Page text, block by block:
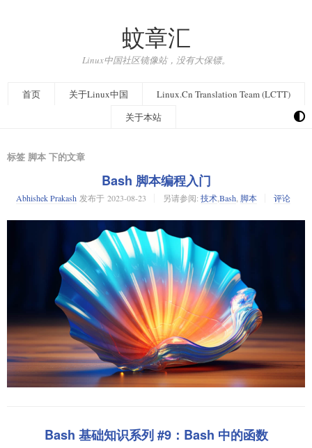
蚊章汇
Linux中国社区镜像站，没有大保镖。
首页 关于Linux中国
Linux.Cn Translation Team (LCTT)
关于本站
标签 脚本 下的文章
Bash 脚本编程入门
Abhishek Prakash 发布于 2023-08-23 另请参阅: 技术Bash 脚本 评论
Shell 是 Linux 的核心部分，它允许你使用各种诸如
cd 、 ls 、 cat
命令与 Linux 内核进行交互。
Bash 基础知识系列 #9：Bash 中的函数